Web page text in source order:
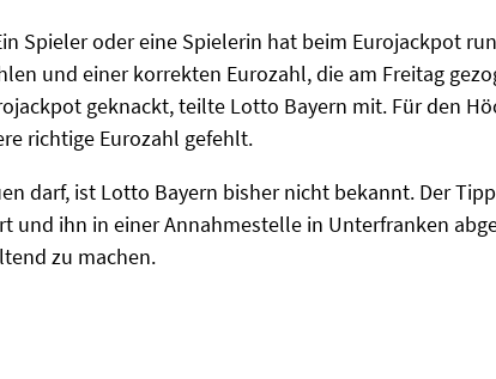
Spieler oder eine Spielerin hat beim Eurojackpot
und einer korrekten Eurozahl, die am Freitag
geknackt, teilte Lotto Bayern mit. Für den
richtige Eurozahl gefehlt.
darf, ist Lotto Bayern bisher nicht bekannt. Der
und ihn in einer Annahmestelle in Unterfranken
zu machen.